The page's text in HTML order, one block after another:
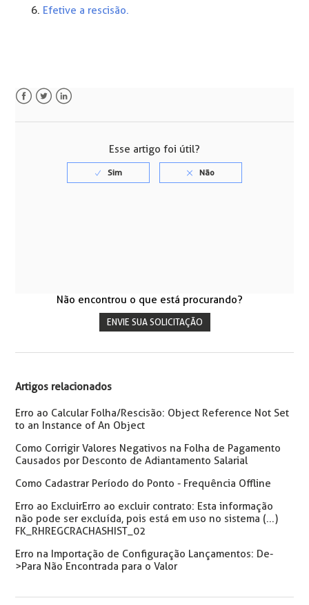
Efetive a rescisão.
Esse artigo foi útil?
Não encontrou o que está procurando?
ENVIE SUA SOLICITAÇÃO
Artigos relacionados
Erro ao Calcular Folha/Rescisão: Object Reference Not Set
to an Instance of An Object
Como Corrigir Valores Negativos na Folha de Pagamento
Causados por Desconto de Adiantamento Salarial
Como Cadastrar Período do Ponto - Frequência Offline
Erro ao ExcluirErro ao excluir contrato: Esta informação
não pode ser excluída, pois está em uso no sistema (...)
FK_RHREGCRACHASHIST_02
Erro na Importação de Configuração Lançamentos: De-
>Para Não Encontrada para o Valor